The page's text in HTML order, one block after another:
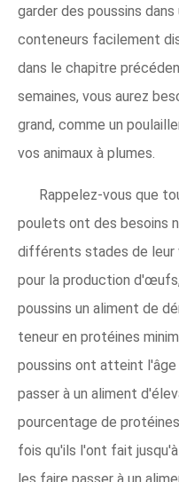
garder des poussins
conteneurs facilement
dans le chapitre
semaines, vous aurez
grand, comme un
vos animaux à plumes.
Rappelez-vous que
poulets ont des besoins
différents stades de leur
pour la production
poussins un aliment de
teneur en protéines
poussins ont atteint l'âge
passer à un aliment
pourcentage de
fois qu'ils l'ont fait